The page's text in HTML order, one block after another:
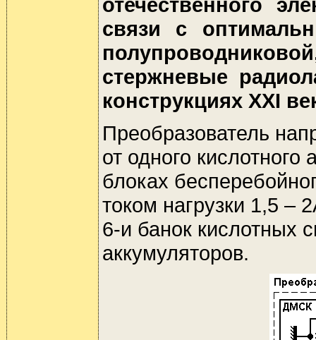
отечественного
связи с
стержневые
конструкциях XXI
Преобразователь
от одного
блоках
током нагрузки 1,5 –
6-и банок кислотных
аккумуляторов.